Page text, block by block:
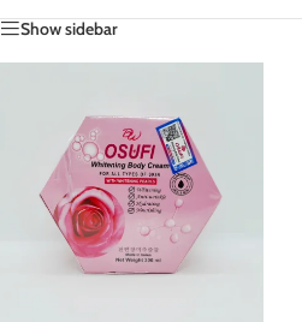
Show sidebar